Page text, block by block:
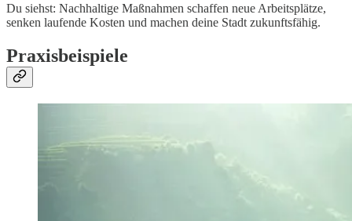
Du siehst: Nachhaltige Maßnahmen schaffen neue Arbeitsplätze,
senken laufende Kosten und machen deine Stadt zukunftsfähig.
Praxisbeispiele